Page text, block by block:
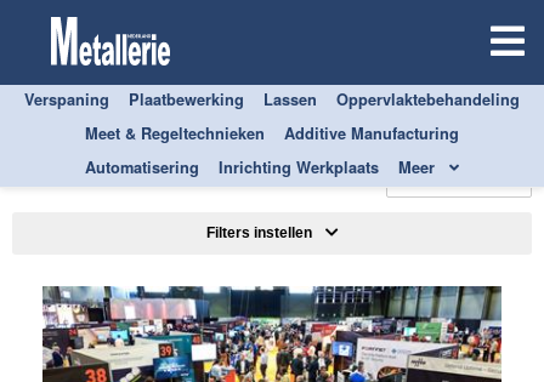
Verspaning Plaatbewerking Lassen
Oppervlaktebehandeling
Meet & Regeltechnieken
Additive Manufacturing
Automatisering
Inrichting Werkplaats Meer
AUTOMATISERING
Sorteren op
Filters instellen